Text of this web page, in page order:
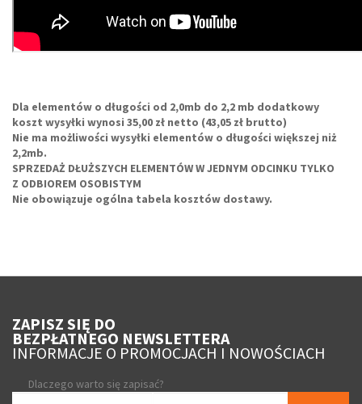
Dla elementów o długości od 2,0mb do 2,2 mb dodatkowy
koszt wysyłki wynosi 35,00 zł netto (43,05 zł brutto)
Nie ma możliwości wysyłki elementów o długości większej niż
2,2mb.
SPRZEDAŻ DŁUŻSZYCH ELEMENTÓW W JEDNYM ODCINKU TYLKO
Z ODBIOREM OSOBISTYM
Nie obowiązuje ogólna tabela kosztów dostawy.
ZAPISZ SIĘ DO
BEZPŁATNEGO NEWSLETTERA
INFORMACJE O PROMOCJACH I NOWOŚCIACH
Dlaczego warto się zapisać?